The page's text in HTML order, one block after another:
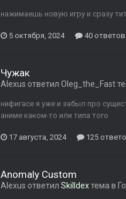
нажимаешь новую игру и сразу
5 октября, 2024 40 ответов
Чужак
Alexus ответил Oleg_the_Fast
нифигасе я уже и забыл про
аниме каком-то или типа того
17 августа, 2024 125
Anomaly Custom
Alexus ответил Skilldexтема в